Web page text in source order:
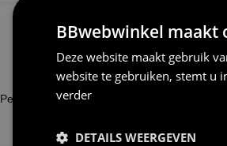
Pet Neon groen met gaas aan
€ 7,50
BBwebwinkel maakt
Deze website maakt gebruik
website te gebruiken, stemt u
verder
DETAILS WEERGEVEN